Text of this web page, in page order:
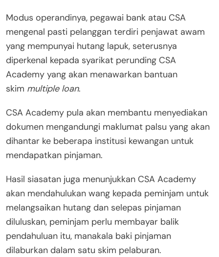
Modus operandinya, pegawai bank atau CSA
mengenal pasti pelanggan terdiri penjawat awam
yang mempunyai hutang lapuk, seterusnya
diperkenal kepada syarikat perunding CSA
Academy yang akan menawarkan bantuan
skim multiple loan.
CSA Academy pula akan membantu menyediakan
dokumen mengandungi maklumat palsu yang akan
dihantar ke beberapa institusi kewangan untuk
mendapatkan pinjaman.
Hasil siasatan juga menunjukkan CSA Academy
akan mendahulukan wang kepada peminjam untuk
melangsaikan hutang dan selepas pinjaman
diluluskan, peminjam perlu membayar balik
pendahuluan itu, manakala baki pinjaman
dilaburkan dalam satu skim pelaburan.